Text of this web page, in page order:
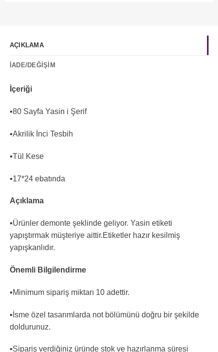
AÇIKLAMA
İADE/DEĞIŞIM
İçeriği
▪️80 Sayfa Yasin i Şerif
▪️Akrilik İnci Tesbih
▪️Tül Kese
▪️17*24 ebatında
Açıklama
▪️Ürünler demonte şeklinde geliyor. Yasin etiketi
yapıştırmak müşteriye aittir.Etiketler hazır kesilmiş
yapışkanlıdır.
Önemli Bilgilendirme
▪️Minimum sipariş miktarı 10 adettir.
▪️İsme özel tasarımlarda not bölümünü doğru bir şekilde
doldurunuz.
▪️Sipariş verdiğiniz üründe stok ve hazırlanma süresi